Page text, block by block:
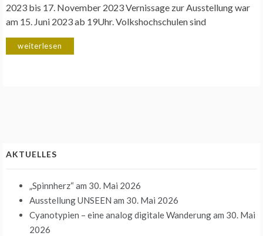
2023 bis 17. November 2023 Vernissage zur Ausstellung war
am 15. Juni 2023 ab 19Uhr. Volkshochschulen sind
weiterlesen
AKTUELLES
„Spinnherz“ am 30. Mai 2026
Ausstellung UNSEEN am 30. Mai 2026
Cyanotypien – eine analog digitale Wanderungam 30. Mai
2026